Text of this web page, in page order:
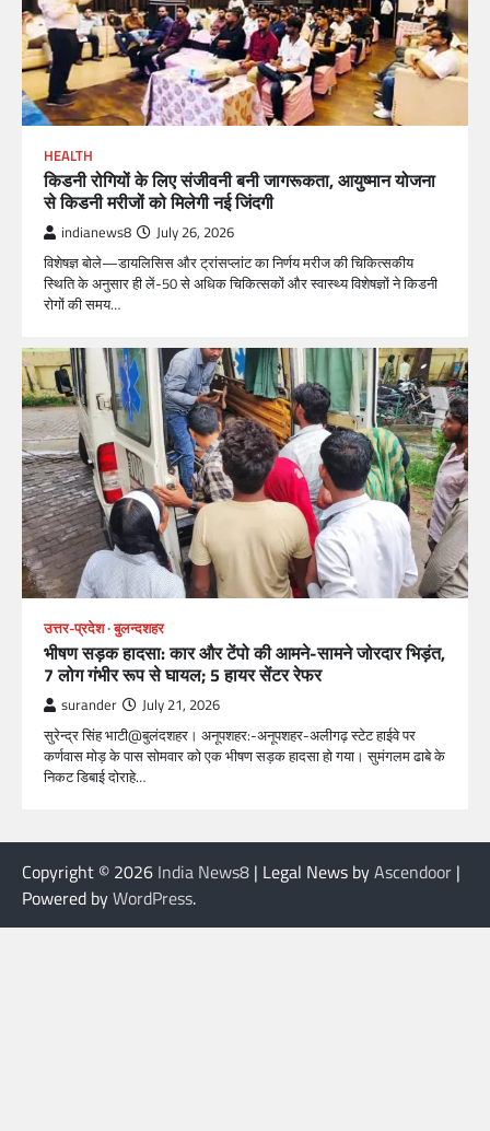
HEALTH
किडनी रोगियों के लिए संजीवनी बनी जागरूकता, आयुष्मान योजना
से किडनी मरीजों को मिलेगी नई जिंदगी
indianews8 July 26, 2026
विशेषज्ञ बोले—डायलिसिस और ट्रांसप्लांट का निर्णय मरीज की चिकित्सकीय
स्थिति के अनुसार ही लें-50 से अधिक चिकित्सकों और स्वास्थ्य विशेषज्ञों ने किडनी
रोगों की समय…
उत्तर-प्रदेश बुलन्दशहर
भीषण सड़क हादसा: कार और टेंपो की आमने-सामने जोरदार भिड़ंत,
7 लोग गंभीर रूप से घायल; 5 हायर सेंटर रेफर​
surander July 21, 2026
सुरेन्द्र सिंह भाटी@बुलंदशहर। अनूपशहर:-अनूपशहर-अलीगढ़ स्टेट हाईवे पर
कर्णवास मोड़ के पास सोमवार को एक भीषण सड़क हादसा हो गया। सुमंगलम ढाबे के
निकट डिबाई दोराहे…
Copyright © 2026 India News8 | Legal News byAscendoor |
Powered byWordPress.